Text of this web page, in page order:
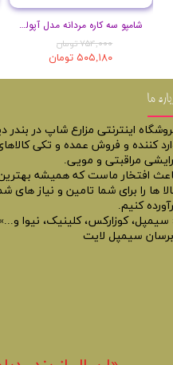
شامپو سه کاره مردانه مدل آپولو حجم 400 میل
۷۵۴,۰۰۰ تومان
۵۰۵,۱۸۰ تومان
ما
اینترنتی مزارع شاپ در بندر
کننده و فروش عمده و تکی
مراقبتی و مویی.
افتخار ماست که همیشه
ها را برای شما تامین و نیاز های
کنیم.
سیمپل، کوزارکس، کلینیک، نیوا و...»
سیمپل لایت